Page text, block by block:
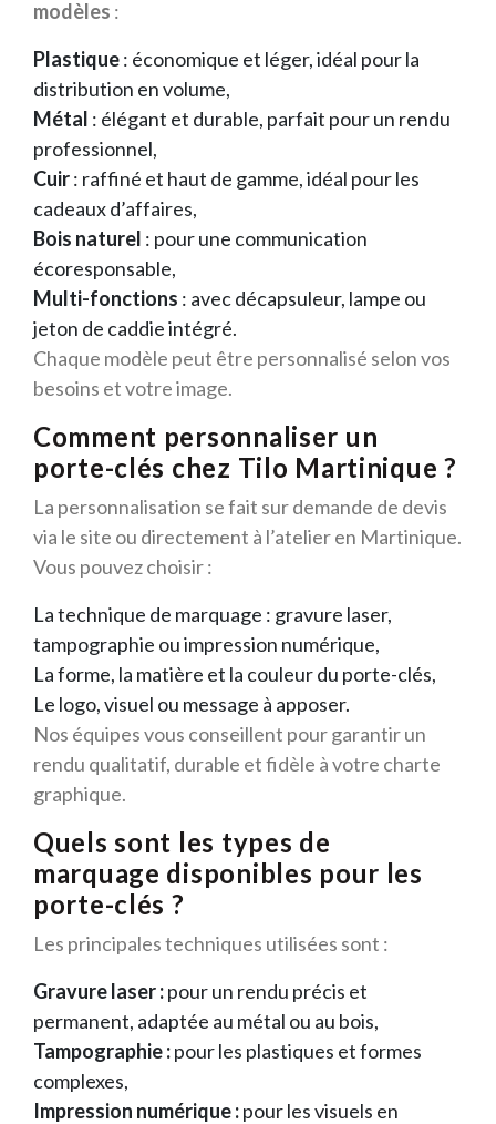
modèles :
Plastique: économique et léger, idéal pour la
distribution en volume,
Métal : élégant et durable, parfait pour un rendu
professionnel,
Cuir: raffiné et haut de gamme, idéal pour les
cadeaux d’affaires,
Bois naturel : pour une communication
écoresponsable,
Multi-fonctions : avec décapsuleur, lampe ou
jeton de caddie intégré.
Chaque modèle peut être personnalisé selon vos
besoins et votre image.
Comment personnaliser un
porte-clés chez Tilo Martinique ?
La personnalisation se fait sur demande de devis
via le site ou directement à l’atelier en Martinique.
Vous pouvez choisir :
La technique de marquage : gravure laser,
tampographie ou impression numérique,
La forme, la matière et la couleur du porte-clés,
Le logo, visuel ou message à apposer.
Nos équipes vous conseillent pour garantir un
rendu qualitatif, durable et fidèle à votre charte
graphique.
Quels sont les types de
marquage disponibles pour les
porte-clés ?
Les principales techniques utilisées sont :
Gravure laser :pour un rendu précis et
permanent, adaptée au métal ou au bois,
Tampographie :pour les plastiques et formes
complexes,
Impression numérique :pour les visuels en